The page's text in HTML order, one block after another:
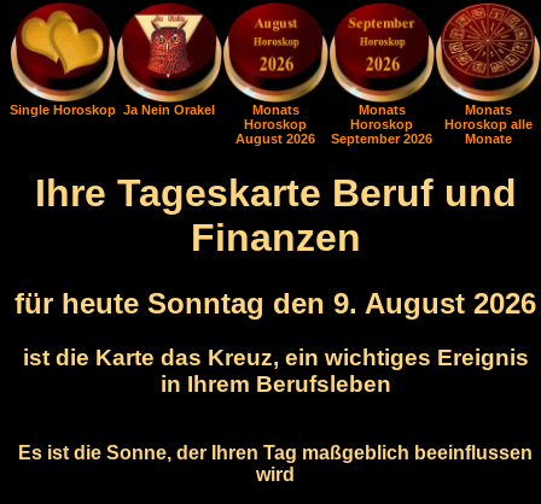
Single Horoskop Ja Nein Orakel
Monats
Horoskop
August 2026
Monats
Horoskop
September 2026
Monats
Horoskop alle
Monate
Ihre Tageskarte Beruf und
Finanzen
für heute Sonntag den 9. August 2026
ist die Karte das Kreuz, ein wichtiges Ereignis
in Ihrem Berufsleben
Es ist die Sonne, der Ihren Tag maßgeblich beeinflussen
wird